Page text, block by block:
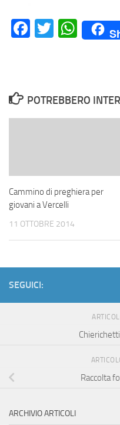
Facebook
Twitter
POTREBBERO
Cammino di preghiera per
giovani a Vercelli
11 OTTOBRE 2014
SEGUICI:
Raccolta
ARCHIVIO ARTICOLI